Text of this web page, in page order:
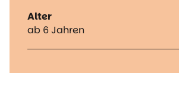
Alter
ab 6 Jahren